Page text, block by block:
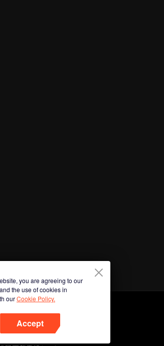
you are agreeing to our
and the use of cookies in
ourCookie Policy.
Accept